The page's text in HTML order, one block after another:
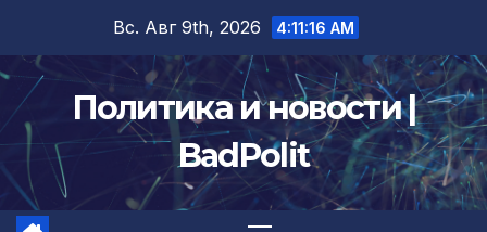
содержимому
Вс. Авг 9th, 2026 4:11:17 AM
Политика и новости |
BadPolit